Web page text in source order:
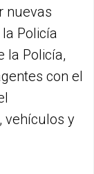
nuevas
Policía
la Policía,
con el
vehículos y